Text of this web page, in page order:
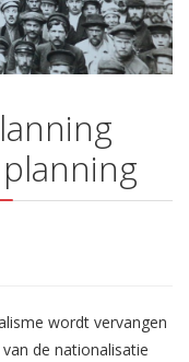
wordt vervangen
de nationalisatie